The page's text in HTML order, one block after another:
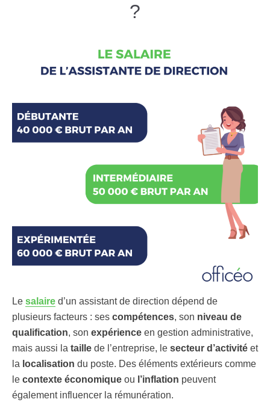
?
Le salaire d’un assistant de direction dépend de
plusieurs facteurs : ses compétences, son niveau de
qualification, son expérience en gestion administrative,
mais aussi la taille de l’entreprise, le secteur d’activité et
la localisation du poste. Des éléments extérieurs comme
le contexte économique ou l’inflation peuvent
également influencer la rémunération.